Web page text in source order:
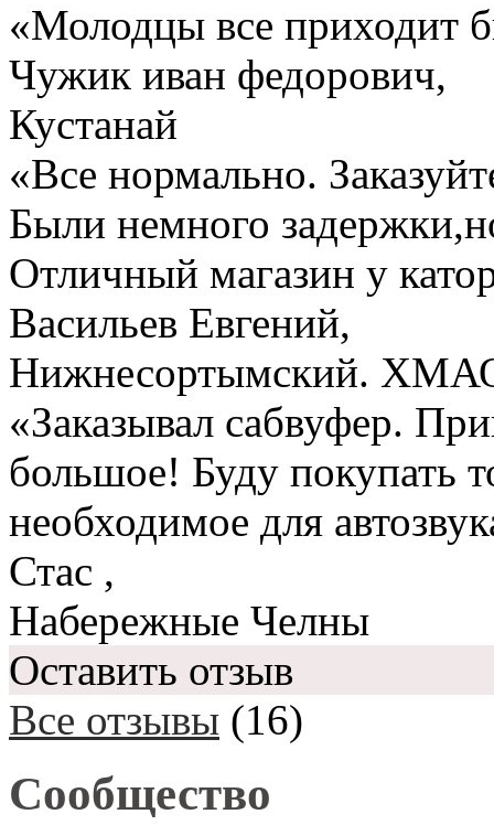
«Молодцы все приходит
Чужик иван федорович,
Кустанай
«Все нормально.
Были немного
Отличный магазин у
Васильев Евгений,
Нижнесортымский.
«Заказывал сабвуфер.
большое! Буду покупать
необходимое для
Стас ,
Набережные Челны
Оставить отзыв
Все отзывы (16)
Сообщество